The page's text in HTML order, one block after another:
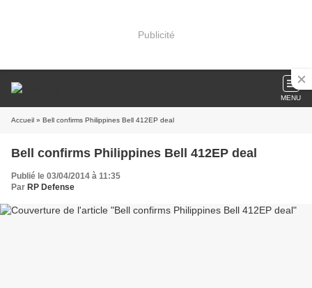
Publicité
MENU
Accueil » Bell confirms Philippines Bell 412EP deal
Bell confirms Philippines Bell 412EP deal
Publié le 03/04/2014 à 11:35
Par RP Defense